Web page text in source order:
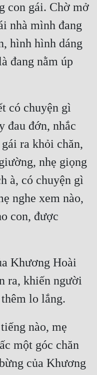
con gái. Chờ mở
nhà mình đang
hình hình dáng
đang nằm úp
có chuyện gì
đau đớn, nhắc
ra khỏi chăn,
nhẹ giọng
à, có chuyện gì
nghe xem nào,
con, được
Khương Hoài
ra, khiến người
nào, mẹ
một góc chăn
của Khương